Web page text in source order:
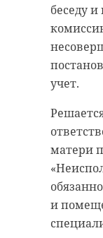
беседу
учет.
матери
и